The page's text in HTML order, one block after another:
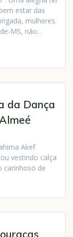
estar das
mulheres.
MS, não…
da Dança
Akef
vestindo calça
carinhoso de